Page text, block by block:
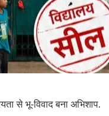
से भू-विवाद बना अभिशाप.